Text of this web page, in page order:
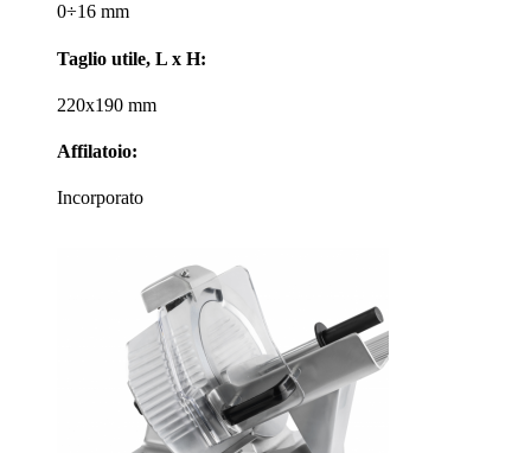
0÷16 mm
Taglio utile, L x H:
220x190 mm
Affilatoio:
Incorporato